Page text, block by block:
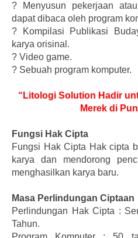
?
Menyusun pekerjaan
dapat dibaca oleh program
?
Kompilasi Publikasi
karya orisinal.
? Video game.
? Sebuah program komputer.
“Litologi Solution Hadir
Merek di
Fungsi Hak Cipta
Fungsi Hak Cipta Hak cipta
karya dan mendorong
menghasilkan karya baru.
Masa Perlindungan Ciptaan
Perlindungan Hak Cipta :
Tahun.